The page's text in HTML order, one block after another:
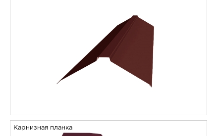
Карнизная планка